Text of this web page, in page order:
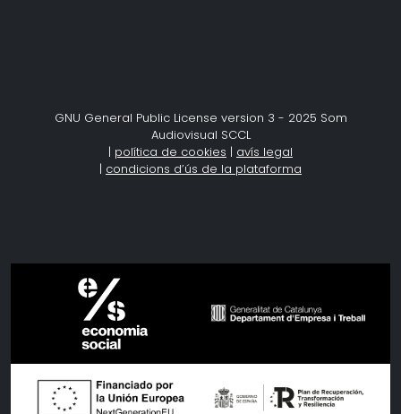
GNU General Public License version 3 - 2025 Som
Audiovisual SCCL
| política de cookies | avís legal
| condicions d’ús de la plataforma